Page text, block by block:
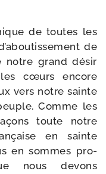
de toutes les
de
notre grand désir
les cœurs encore
vers notre sainte
Comme les
toute notre
en sainte
en sommes pro­
nous devons